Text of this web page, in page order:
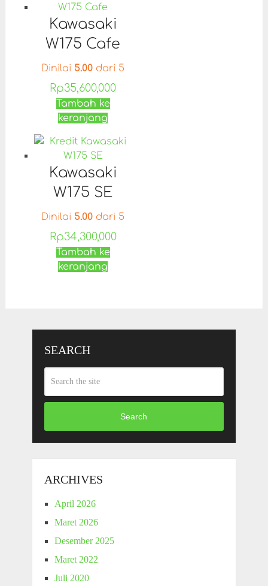
Kawasaki
W175 Cafe
Dinilai 5.00 dari 5
Rp35,600,000
Tambah ke
keranjang
Kawasaki
W175 SE
Dinilai 5.00 dari 5
Rp34,300,000
Tambah ke
keranjang
SEARCH
Search
ARCHIVES
April 2026
Maret 2026
Desember 2025
Maret 2022
Juli 2020